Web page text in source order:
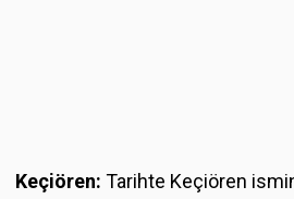
Keçiören: Tarihte Keçiören